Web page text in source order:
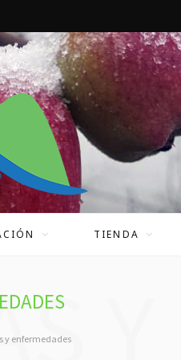
TIENDA
Y
y enfermedades